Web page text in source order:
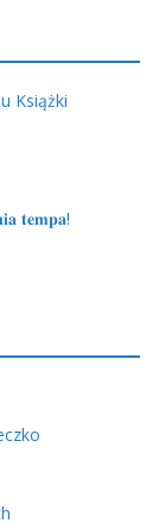
Książki
𝐭𝐞𝐦𝐩𝐚!